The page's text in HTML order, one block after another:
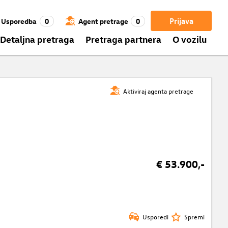
Prijava
Usporedba 0 Agent pretrage 0
Detaljna pretraga Pretraga partnera O vozilu
Aktiviraj agenta pretrage
€ 53.900,-
Usporedi Spremi